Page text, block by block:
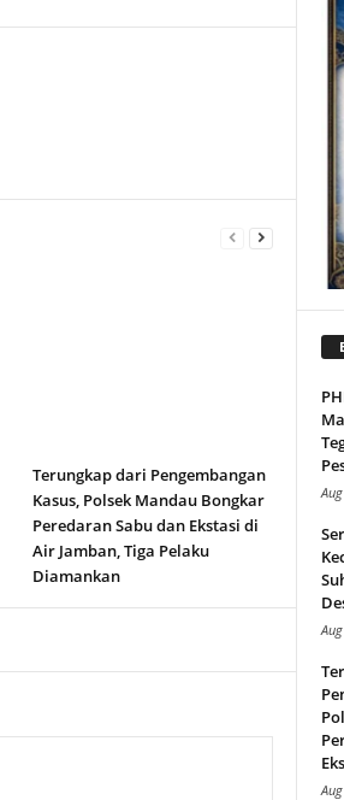
Terungkap dari Pengembangan
Kasus, Polsek Mandau Bongkar
Peredaran Sabu dan Ekstasi di
Air Jamban, Tiga Pelaku
Diamankan